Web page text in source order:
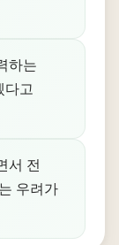
하는
다고
서 전
우려가